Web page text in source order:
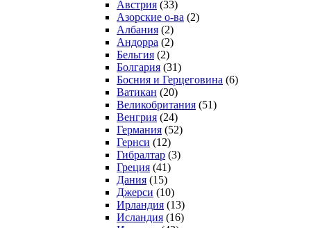
Австрия (33)
Азорские о-ва (2)
Албания (2)
Андорра (2)
Бельгия (2)
Болгария (31)
Босния и Герцеговина (6)
Ватикан (20)
Великобритания (51)
Венгрия (24)
Германия (52)
Гернси (12)
Гибралтар (3)
Греция (41)
Дания (15)
Джерси (10)
Ирландия (13)
Исландия (16)